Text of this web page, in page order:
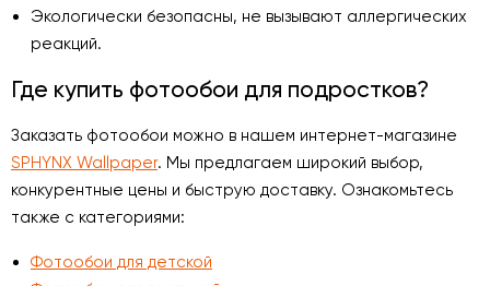
Экологически безопасны, не вызывают аллергических
реакций.
Где купить фотообои для подростков?
Заказать фотообои можно в нашем интернет-магазине
SPHYNX Wallpaper. Мы предлагаем широкий выбор,
конкурентные цены и быструю доставку. Ознакомьтесь
также с категориями:
Фотообои для детской